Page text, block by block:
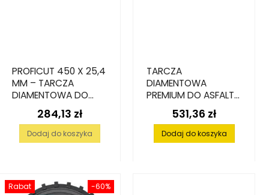
PROFICUT 450 X 25,4
MM – TARCZA
DIAMENTOWA DO
CIĘCIA ASFALTU
Cena
284,13 zł
Dodaj do koszyka
TARCZA
DIAMENTOWA
PREMIUM DO ASFALTU
500 X 25,4 X 10 MM
Cena
531,36 zł
Dodaj do koszyka
-60%
Rabat